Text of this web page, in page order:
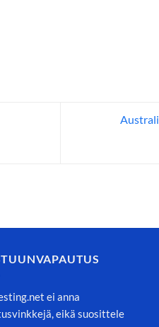
ei anna
eikä suosittele